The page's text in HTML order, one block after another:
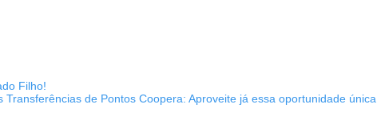
Filho!
Transferências de Pontos Coopera: Aproveite já essa oportunidade